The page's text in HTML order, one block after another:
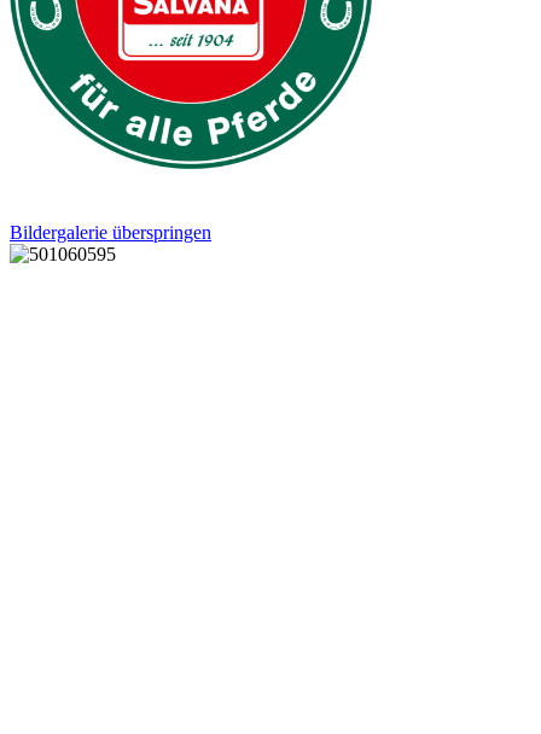
Bildergalerie überspringen